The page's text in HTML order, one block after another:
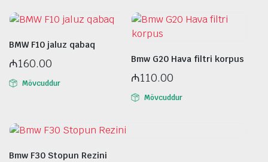
BMW F10 jaluz qabaq
₼160.00
Mövcuddur
Bmw G20 Hava filtri korpus
₼110.00
Mövcuddur
Bmw F30 Stopun Rezini